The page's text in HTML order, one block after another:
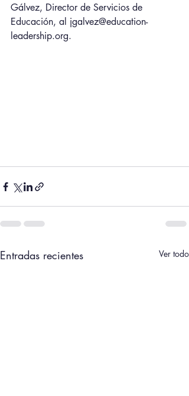
Gálvez, Director de Servicios de
Educación, al jgalvez@education-
leadership.org.
Entradas recientes Ver todo